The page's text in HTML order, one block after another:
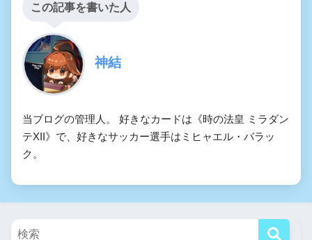
この記事を書いた人
神結
当ブログの管理人。 好きなカードは《時の法皇 ミラダン
テXII》で、好きなサッカー選手はミヒャエル・バラッ
ク。